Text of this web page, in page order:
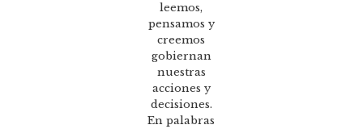
leemos,
pensamos y
creemos
gobiernan
nuestras
acciones y
decisiones.
En palabras